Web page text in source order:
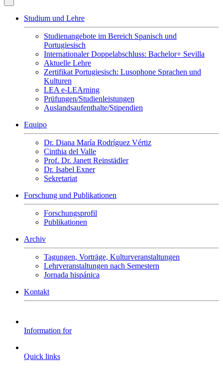
Studium und Lehre
Studienangebote im Bereich Spanisch und
Portugiesisch
Internationaler Doppelabschluss: Bachelor+ Sevilla
Aktuelle Lehre
Zertifikat Portugiesisch: Lusophone Sprachen und
Kulturen
LEA e-LEArning
Prüfungen/Studienleistungen
Auslandsaufenthalte/Stipendien
Equipo
Dr. Diana María Rodríguez Vértiz
Cinthia del Valle
Prof. Dr. Janett Reinstädler
Dr. Isabel Exner
Sekretariat
Forschung und Publikationen
Forschungsprofil
Publikationen
Archiv
Tagungen, Vorträge, Kulturveranstaltungen
Lehrveranstaltungen nach Semestern
Jornada hispánica
Kontakt
Information for
Quick links